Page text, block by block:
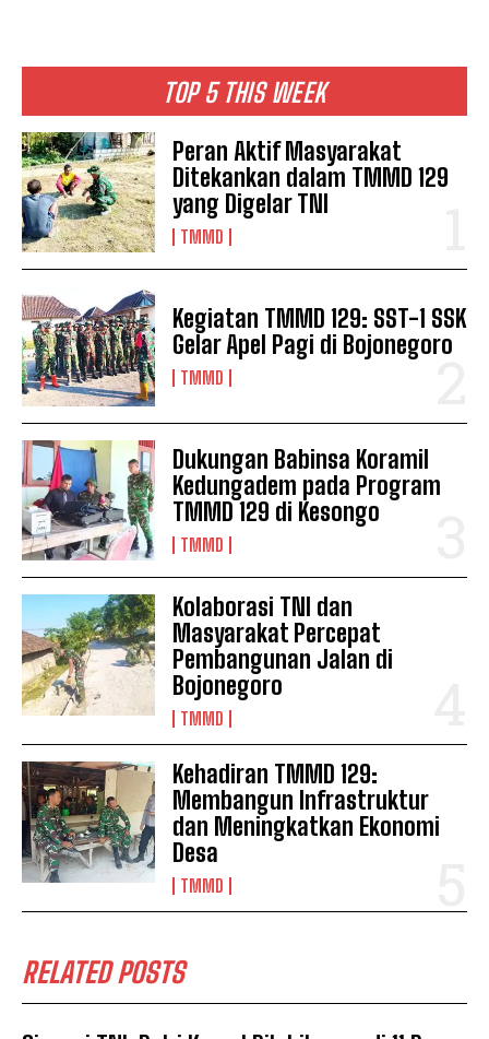
TOP 5 THIS WEEK
Peran Aktif Masyarakat
Ditekankan dalam TMMD 129
yang Digelar TNI
TMMD
Kegiatan TMMD 129: SST-1 SSK
Gelar Apel Pagi di Bojonegoro
TMMD
Dukungan Babinsa Koramil
Kedungadem pada Program
TMMD 129 di Kesongo
TMMD
Kolaborasi TNI dan
Masyarakat Percepat
Pembangunan Jalan di
Bojonegoro
TMMD
Kehadiran TMMD 129:
Membangun Infrastruktur
dan Meningkatkan Ekonomi
Desa
TMMD
RELATED POSTS